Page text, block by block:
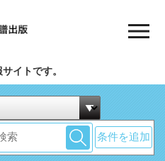
イトです。
条件を追加